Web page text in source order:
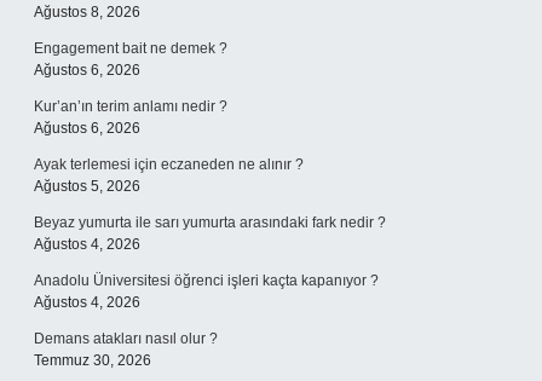
Ağustos 8, 2026
Engagement bait ne demek ?
Ağustos 6, 2026
Kur’an’ın terim anlamı nedir ?
Ağustos 6, 2026
Ayak terlemesi için eczaneden ne alınır ?
Ağustos 5, 2026
Beyaz yumurta ile sarı yumurta arasındaki fark nedir ?
Ağustos 4, 2026
Anadolu Üniversitesi öğrenci işleri kaçta kapanıyor ?
Ağustos 4, 2026
Demans atakları nasıl olur ?
Temmuz 30, 2026